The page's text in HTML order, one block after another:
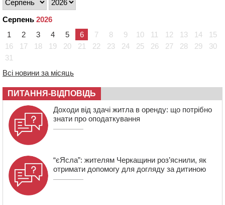
08:57 На Уманщині підрядника зобов’язали сплатити понад
670 тис грн штрафу за незаконні зміни до договору
08:20
Обрано претендента на посаду директора
Мокрокалигірського психоневрологічного інтернату
07:23
05 СЕРПНЯ 2026, СЕРЕДА
20:28 Наступні два дні на Черкащині прогнозують пік
африканського “пекла”
19:30 Проєкт просторового розвитку Корсунь-
Шевченківської громади рекомендували до
погодження
Серпень 2026
1
2 3 4 5 6 7 8 9 10 11 12 13 14
15
16
17 18 19 20 21 22 23 24 25 26 27 28 29
30
31
Всі новини за місяць
ПИТАННЯ-ВІДПОВІДЬ
Доходи від здачі житла в оренду: що потрібно
знати про оподаткування
“єЯсла”: жителям Черкащини роз’яснили, як
отримати допомогу для догляду за дитиною